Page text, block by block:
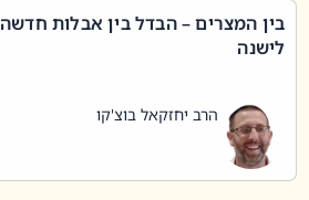
בין המצרים – הבדל בין אבלות חדשה
לישנה
הרב יחזקאל בוצ'קו